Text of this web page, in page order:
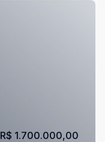
R$ 1.700.000,00